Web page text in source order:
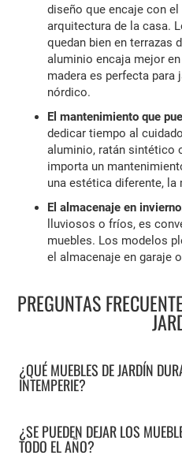
diseño que encaje con
arquitectura de la casa.
quedan bien en terrazas
aluminio encaja mejor
madera es perfecta para
nórdico.
El mantenimiento que
dedicar tiempo al
aluminio, ratán sintético
importa un
una estética diferente, la
El almacenaje en invierno
lluviosos o fríos, es
muebles. Los modelos
el almacenaje en garaje
PREGUNTAS
¿QUÉ MUEBLES DE JARDÍN
INTEMPERIE?
¿SE PUEDEN DEJAR LOS
TODO EL AÑO?